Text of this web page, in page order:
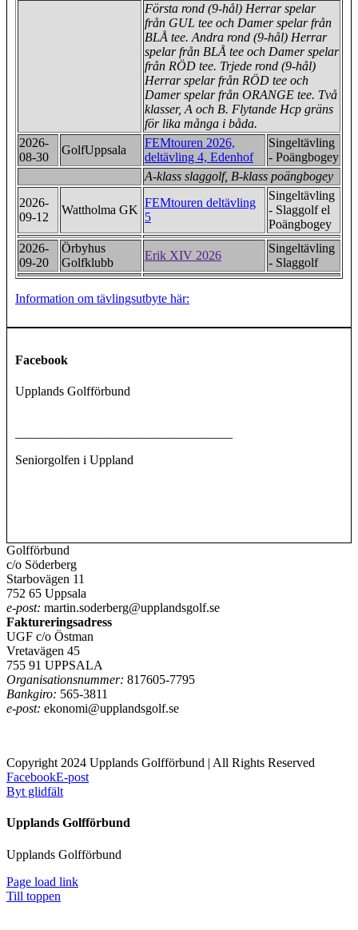
Första rond (9-hål) Herrar spelar
från GUL tee och Damer spelar från
BLÅ tee. Andra rond (9-hål) Herrar
spelar från ​BLÅ tee och Damer spelar
från RÖD tee. Trjede rond (9-hål)
Herrar spelar från RÖD tee och
Damer spelar från ORANGE tee. Två
klasser, A och B. Flytande Hcp gräns
för lika många i båda.
2026-
08-30
GolfUppsala
FEMtouren 2026,
deltävling 4, Edenhof
Singeltävling
- Poängbogey
A-klass slaggolf, B-klass poängbogey
2026-
09-12
Wattholma GK
FEMtouren deltävling
5
Singeltävling
- Slaggolf el
Poängbogey
2026-
09-20
Örbyhus
Golfklubb
Erik XIV 2026
Singeltävling
- Slaggolf
Information om tävlingsutbyte här:
Facebook
Upplands Golfförbund
Seniorgolfen i Uppland
Golfförbund
c/o Söderberg
Starbovägen 11
752 65 Uppsala
e-post: martin.soderberg@upplandsgolf.se
Faktureringsadress
UGF c/o Östman
Vretavägen 45
755 91 UPPSALA
Organisationsnummer: 817605-7795
Bankgiro: 565-3811
e-post: ekonomi@upplandsgolf.se
Copyright 2024 Upplands Golfförbund | All Rights Reserved
FacebookE-post
Byt glidfält
Upplands Golfförbund
Upplands Golfförbund
Page load link
Till toppen